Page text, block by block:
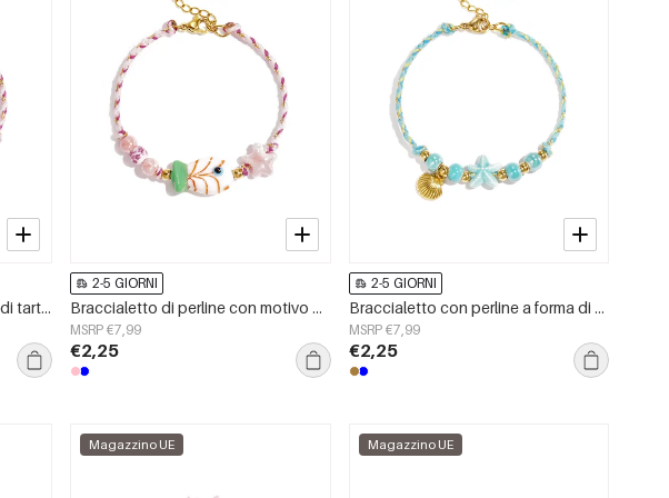
Bracciale con perline a forma di tartaruga e conchiglia e motivo a corda
2-5 GIORNI
Braccialetto di perline con motivo a corda, pesci e stelle.
MSRP €7,99
€2,25
2-5 GIORNI
Braccialetto con perline a forma di corda, stella marina e conchiglia.
MSRP €7,99
€2,25
Magazzino UE Magazzino UE